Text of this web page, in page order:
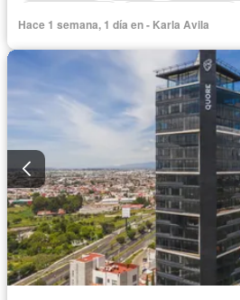
Elevador
Estacionamiento Internet
Recámara con closet
Seguridad
Sin amueblar
Hace 1 semana, 1 día en - Karla Avila